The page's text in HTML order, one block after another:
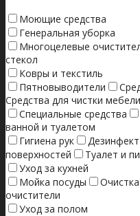
Моющие средства
Генеральная уборка
Многоцелевые
стекол
Ковры и текстиль
Пятновыводители
Средства для чистки мебели
Специальные средства
ванной и туалетом
Гигиена рук
поверхностей
Туалет и
Уход за кухней
Мойка посуды
очистители
Уход за полом